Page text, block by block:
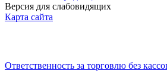
Версия для слабовидящих
Карта сайта
Ответственность за торговлю без